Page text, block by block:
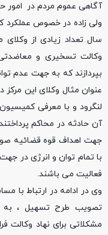
آگاهی عموم مردم در امور
ولی زاده در خصوص
سال تعداد زیادی از
وکالت تسخیری و
بپردازند که به جهت عدم
عنوان مثال وکلای این
لنگرود و با معرفی
آن حادثه در محاکم
جهت اهداف قوه قضائیه
با تمام توان و انرژی در
فعالیت می باشند.
وی در ادامه در ارتباط با
تصویب طرح تسهیل ، به
مشکلاتی برای نهاد